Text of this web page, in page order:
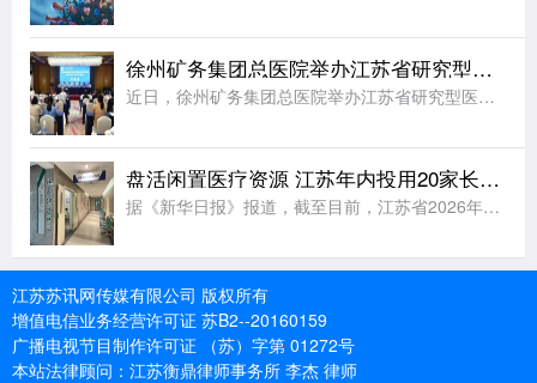
徐州矿务集团总医院举办江苏省研究型医学会眩晕专业委员会第七次学术会议
近日，徐州矿务集团总医院举办江苏省研究型医院学会眩晕专业委员会第七次学术会议。北京大学第一医院神经内科主任医师、教授，中国老年医学学会眩晕、前庭医学分会会长杨旭;徐州矿务集团总医院院长荣良群;天津市第
盘活闲置医疗资源 江苏年内投用20家长护专区
据《新华日报》报道，截至目前，江苏省2026年民生实事项目——新增20家基层医疗卫生机构长期护理专区，已有12家通过验收并投入使用，其余8家完成基础设施改造，预计9月底前全部建成。今年初，江苏省卫生健
江苏苏讯网传媒有限公司 版权所有
增值电信业务经营许可证 苏B2--20160159
广播电视节目制作许可证 （苏）字第 01272号
本站法律顾问：江苏衡鼎律师事务所 李杰 律师